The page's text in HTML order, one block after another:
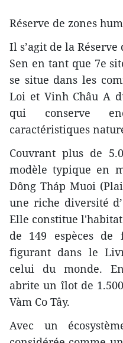
Réserve de zones
Il s’agit de la
Sen en tant que 7e
se situe dans les
Loi et Vinh Châu A
qui conserve
caractéristiques
Couvrant plus de
modèle typique en
Dông Tháp Muoi
une riche diversité
Elle constitue
de 149 espèces de
figurant dans le
celui du monde.
abrite un îlot de
Vàm Co Tây.
Avec un